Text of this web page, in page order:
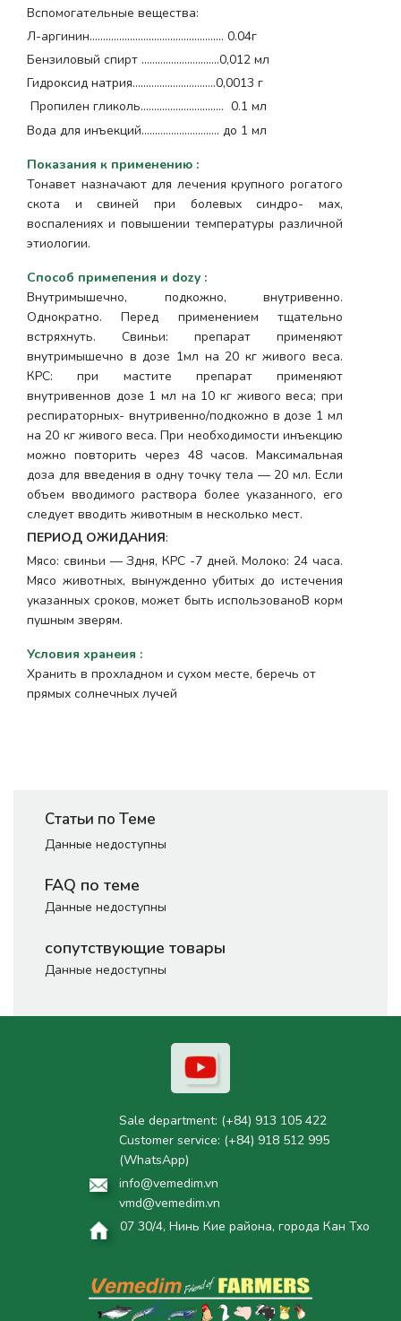
Вспомогательные вещества:
Л-аргинин………………………………………..… 0.04г
Бензиловый спирт ......…………………..0,012 мл
Гидроксид натрия.....……………………..0,0013 г
Пропилен гликоль............………………. 0.1 мл
Вода для инъекций……………………….. до 1 мл
Показания к применению :
Тонавет назначают для лечения крупного рогатого
скота и свиней при болевых синдро- мах,
воспалениях и повышении температуры различной
этиологии.
Способ примепения и dozy :
Внутримышечно, подкожно, внутривенно.
Однократно. Перед применением тщательно
встряхнуть. Свиньи: препарат применяют
внутримышечно в дозе 1мл на 20 кг живого веса.
КРС: при мастите препарат применяют
внутривеннов дозе 1 мл на 10 кг живого веса; при
респираторных- внутривенно/подкожно в дозе 1 мл
на 20 кг живого веса. При необходимости инъекцию
можно повторить через 48 часов. Максимальная
доза для введения в одну точку тела — 20 мл. Если
объем вводимого раствора более указанного, его
следует вводить животным в несколько мест.
ПЕРИОД ОЖИДАНИЯ:
Мясо: свиньи — Здня, КРС -7 дней. Молоко: 24 часа.
Мясо животных, вынужденно убитых до истечения
указанных сроков, может быть использованоВ корм
пушным зверям.
Условия хранеия :
Хранить в прохладном и сухом месте, беречь от
прямых солнечных лучей
Статьи по Теме
Данные недоступны
FAQ по теме
Данные недоступны
сопутствующие товары
Данные недоступны
Sale department: (+84) 913 105 422
Customer service: (+84) 918 512 995
(WhatsApp)
info@vemedim.vn
vmd@vemedim.vn
07 30/4, Нинь Кие района, города Кан Тхо